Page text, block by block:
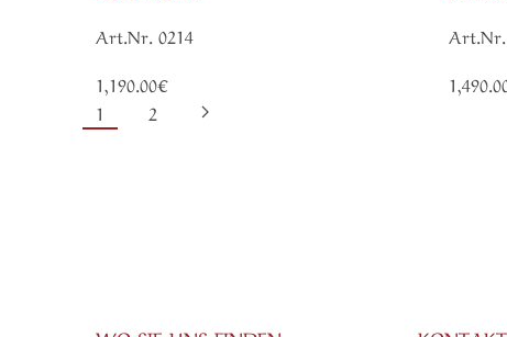
Art.Nr. 0214
1,190.00€
Art.Nr.
1
2